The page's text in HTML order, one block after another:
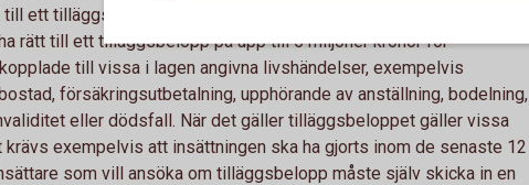
ett tilläggsbelopp ur den statliga insättningsgarantin. Lagen anger
rätt till ett tilläggsbelopp på upp till 5 miljoner kronor för
till vissa i lagen angivna livshändelser, exempelvis
försäkringsutbetalning, upphörande av anställning, bodelning,
eller dödsfall. När det gäller tilläggsbeloppet gäller vissa
krävs exempelvis att insättningen ska ha gjorts inom de senaste 12
som vill ansöka om tilläggsbelopp måste själv skicka in en